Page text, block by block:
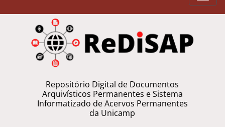
Repositório Digital de Documentos
Arquivísticos Permanentes e Sistema
Informatizado de Acervos Permanentes
da Unicamp